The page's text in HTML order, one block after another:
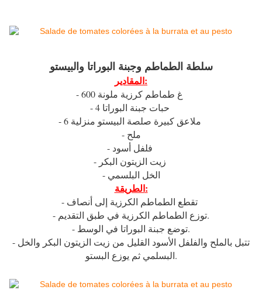
سلطة الطماطم وجبنة البوراتا والبيستو
المقادير:
- ملح
- الخل البلسمي
الطريقة:
- توزع الطماطم الكرزية في طبق التقديم.
- توضع جبنة البوراتا في الوسط.
- تتبل بالملح والفلفل الأسود القليل من زيت الزيتون البكر والخل
البسلمي ثم يوزع البستو.